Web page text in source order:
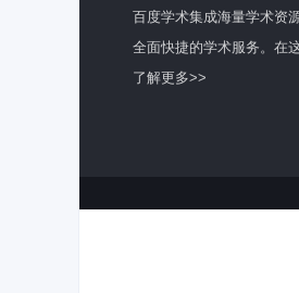
百度学术集成海量学术资
全面快捷的学术服务。在
了解更多>>